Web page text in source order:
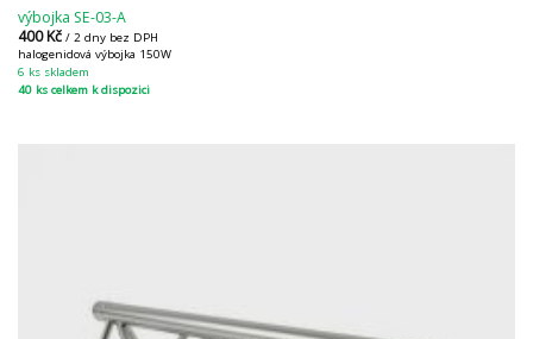
výbojka SE-03-A
400Kč / 2 dny bez DPH
halogenidová výbojka 150W
6 ks skladem
40 ks celkem k dispozici